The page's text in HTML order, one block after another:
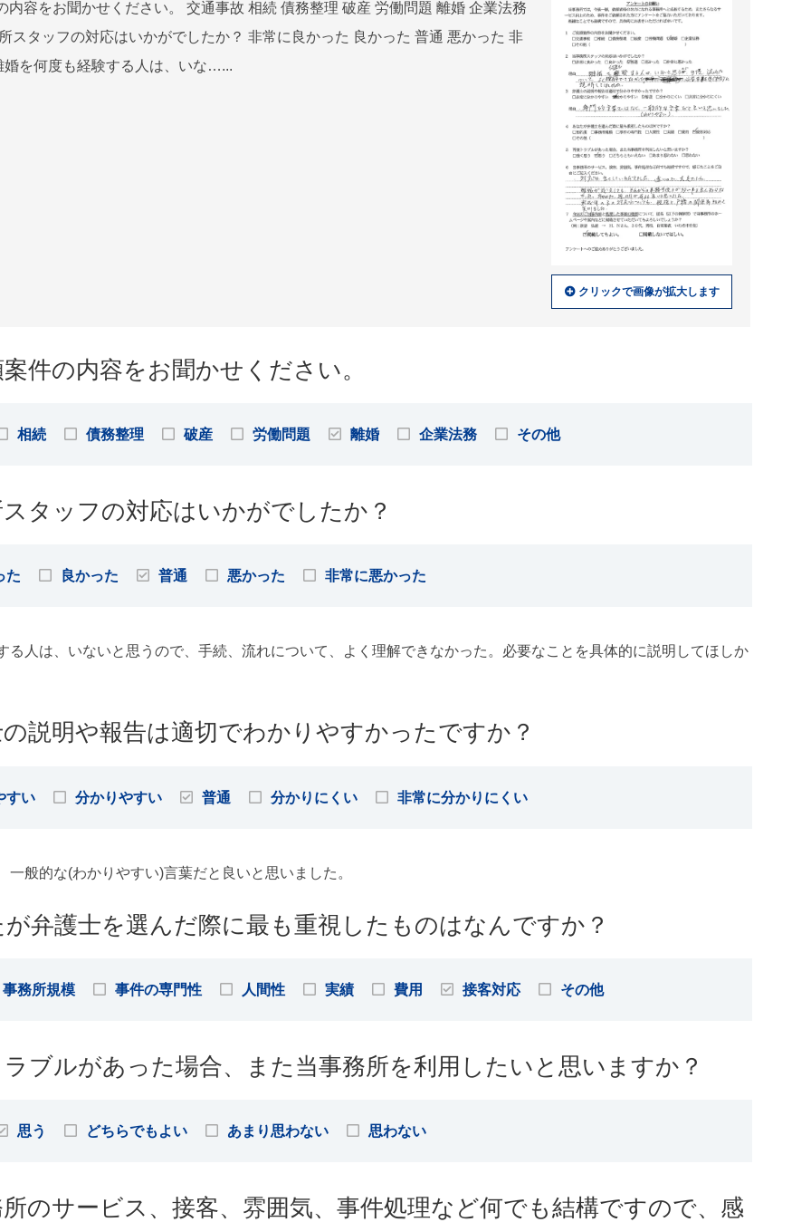
内容をお聞かせください。 交通事故 相続 債務整理 破産 労働問題 離婚 企業法務
スタッフの対応はいかがでしたか？ 非常に良かった 良かった 普通 悪かった 非
婚を何度も経験する人は、いな…...
クリックで画像が拡大します
件の内容をお聞かせください。
相続 債務整理 破産 労働問題 離婚 企業法務 その他
タッフの対応はいかがでしたか？
た 良かった 普通 悪かった 非常に悪かった
る人は、いないと思うので、手続、流れについて、よく理解できなかった。必要なことを具体的に説明してほしか
説明や報告は適切でわかりやすかったですか？
すい 分かりやすい 普通 分かりにくい 非常に分かりにくい
一般的な(わかりやすい)言葉だと良いと思いました。
弁護士を選んだ際に最も重視したものはなんですか？
事務所規模 事件の専門性 人間性 実績 費用 接客対応 その他
ブルがあった場合、また当事務所を利用したいと思いますか？
思う どちらでもよい あまり思わない 思わない
のサービス、接客、雰囲気、事件処理など何でも結構ですので、感